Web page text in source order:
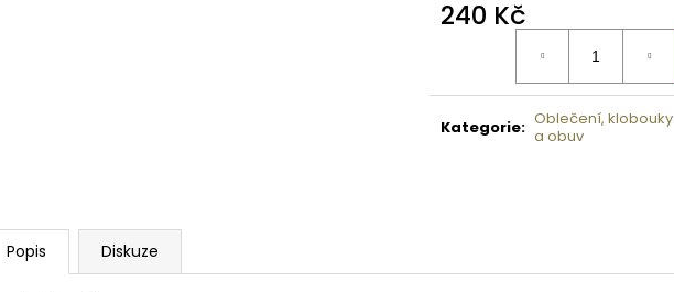
240 Kč
Kategorie: Oblečení, klobouky
a obuv
Popis Diskuze
CVIČNÁ MUNICE – PISTOLE KAL. .9 MM